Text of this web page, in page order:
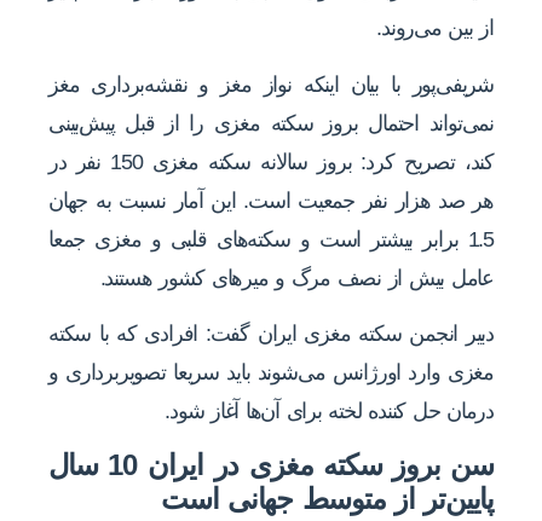
از بین می‌روند.
شریفی‌پور با بیان اینکه نواز مغز و نقشه‌برداری مغز
نمی‌تواند احتمال بروز سکته مغزی را از قبل پیش‌بینی
کند، تصریح کرد: بروز سالانه سکته مغزی 150 نفر در
هر صد هزار نفر جمعیت است. این آمار نسبت به جهان
1.5 برابر بیشتر است و سکته‌های قلبی و مغزی جمعا
عامل بیش از نصف مرگ و میرهای کشور هستند.
دبیر انجمن سکته مغزی ایران گفت: افرادی که با سکته
مغزی وارد اورژانس می‌شوند باید سریعا تصویربرداری و
درمان حل کننده لخته برای آن‌ها آغاز شود.
سن بروز سکته مغزی در ایران 10 سال
پایین‌تر از متوسط جهانی است